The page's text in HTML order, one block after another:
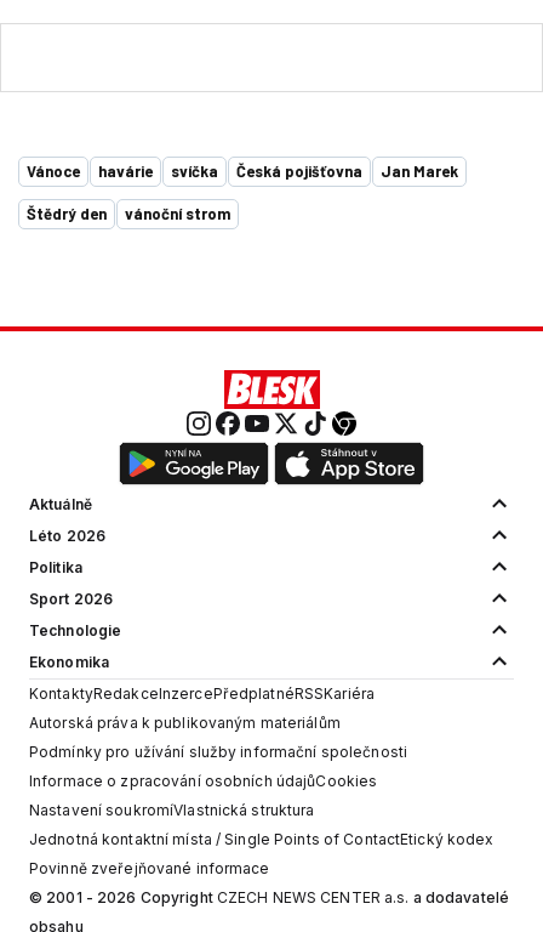
Vánoce havárie svíčka Česká pojišťovna Jan Marek
Štědrý den vánoční strom
Aktuálně
Léto 2026
Politika
Sport 2026
Technologie
Ekonomika
KontaktyRedakceInzercePředplatnéRSSKariéra
Autorská práva k publikovaným materiálům
Podmínky pro užívání služby informační společnosti
Informace o zpracování osobních údajůCookies
Nastavení soukromíVlastnická struktura
Jednotná kontaktní místa / Single Points of ContactEtický kodex
Povinně zveřejňované informace
© 2001 - 2026 Copyright CZECH NEWS CENTER a.s. a dodavatelé
obsahu